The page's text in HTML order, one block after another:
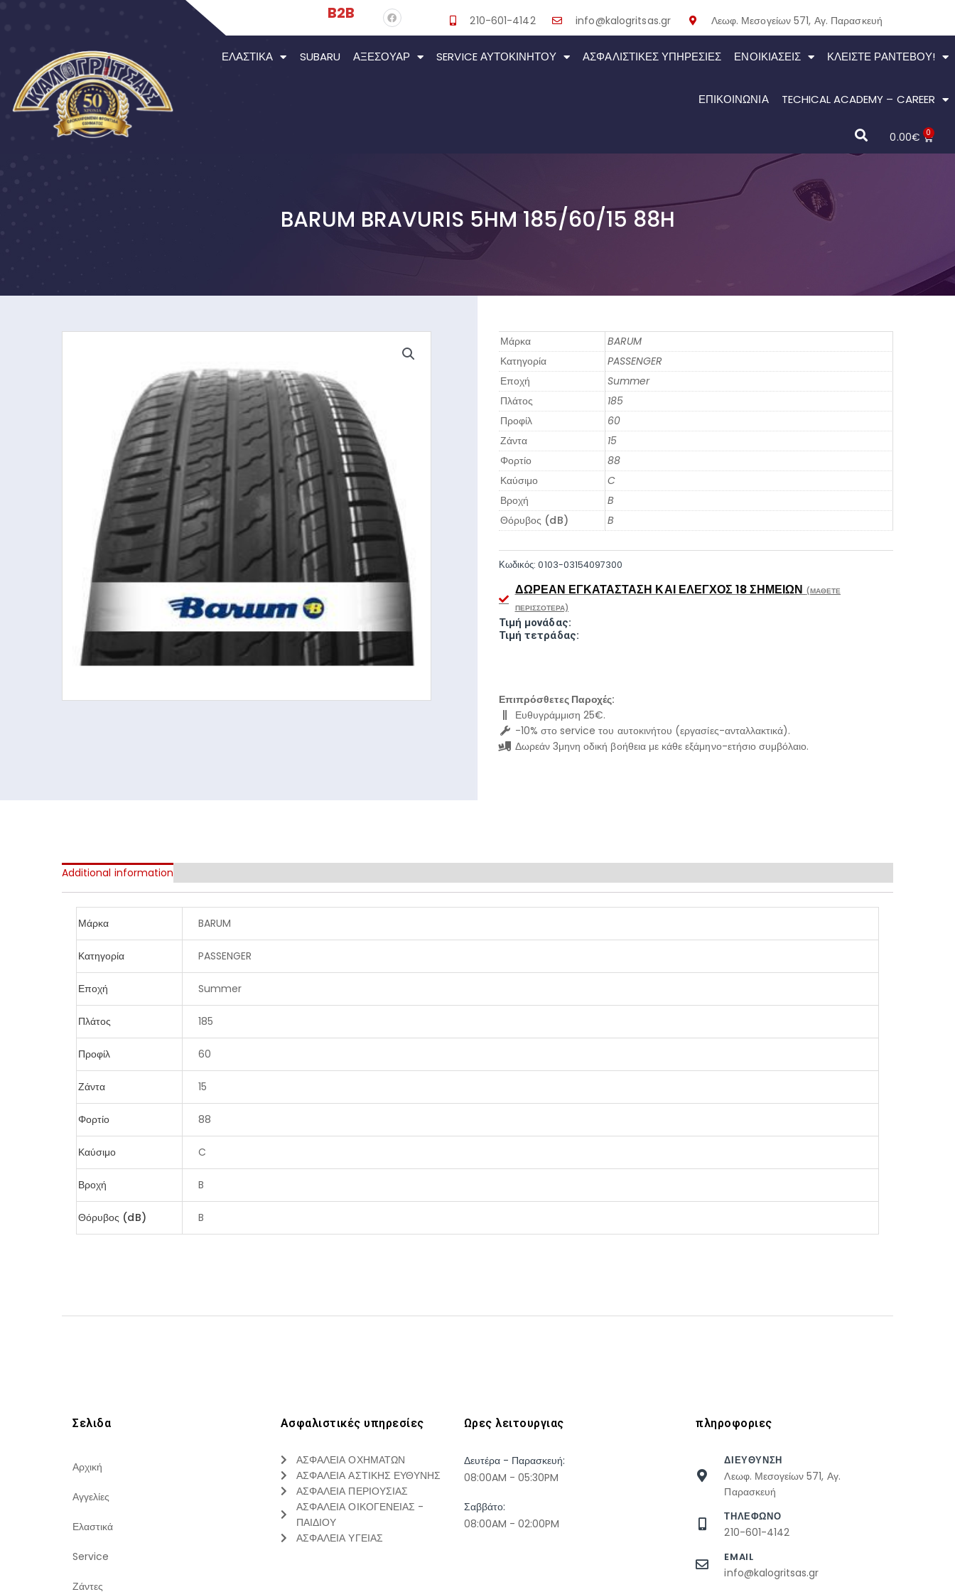
B2B 210-601-4142 info@kalogritsas.gr Λεωφ. Μεσογείων 571, Αγ. Παρασκευή
ΕΛΑΣΤΙΚΆ SUBARU ΑΞΕΣΟΥΆΡ SERVICE ΑΥΤΟΚΙΝΉΤΟΥ ΑΣΦΑΛΙΣΤΙΚΕΣ ΥΠΗΡΕΣΙΕΣ ΕΝΟΙΚΙΆΣΕΙΣ ΚΛΕΊΣΤΕ ΡΑΝΤΕΒΟΎ!
ΕΠΙΚΟΙΝΩΝΙΑ TECHICAL ACADEMY – CAREER
0.00€ 0
BARUM BRAVURIS 5HM 185/60/15 88H
Μάρκα
BARUM
Κατηγορία
PASSENGER
Εποχή
Summer
Πλάτος
185
Προφίλ
60
Ζάντα
15
Φορτίο
88
Καύσιμο
C
Βροχή
B
Θόρυβος (dB)
B
Κωδικός:0103-03154097300
ΔΩΡΕΆΝ ΕΓΚΑΤΆΣΤΑΣΗ ΚΑΙ ΈΛΕΓΧΟΣ 18 ΣΗΜΕΊΩΝ (ΜΆΘΕΤΕ
ΠΕΡΙΣΣΌΤΕΡΑ)
Τιμή μονάδας:
Τιμή τετράδας:
Επιπρόσθετες Παροχές:
Ευθυγράμμιση 25€.
-10% στο service του αυτοκινήτου (εργασίες-ανταλλακτικά).
Δωρεάν 3μηνη οδική βοήθεια με κάθε εξάμηνο-ετήσιο συμβόλαιο.
Additional information
Μάρκα BARUM
Κατηγορία PASSENGER
Εποχή Summer
Πλάτος 185
Προφίλ 60
Ζάντα 15
Φορτίο 88
Καύσιμο C
Βροχή B
Θόρυβος (dB) B
Σελιδα
Αρχική
Αγγελίες
Ελαστικά
Service
Ζάντες
Ασφαλιστικές υπηρεσίες
ΑΣΦΑΛΕΙΑ ΟΧΗΜΑΤΩΝ
ΑΣΦΑΛΕΙΑ ΑΣΤΙΚΗΣ ΕΥΘΥΝΗΣ
ΑΣΦΑΛΕΙΑ ΠΕΡΙΟΥΣΙΑΣ
ΑΣΦΑΛΕΙΑ ΟΙΚΟΓΕΝΕΙΑΣ -
ΠΑΙΔΙΟΥ
ΑΣΦΑΛΕΙΑ ΥΓΕΙΑΣ
Ωρες λειτουργιας
Δευτέρα - Παρασκευή:
08:00AM - 05:30PM
Σαββάτο:
08:00AM - 02:00PM
πληροφοριες
ΔΙΕΥΘΥΝΣΗ
Λεωφ. Μεσογείων 571, Αγ.
Παρασκευή
ΤΗΛΕΦΩΝΟ
210-601-4142
EMAIL
info@kalogritsas.gr